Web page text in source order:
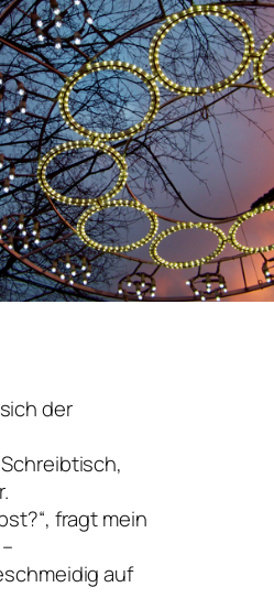
der
fragt mein
auf